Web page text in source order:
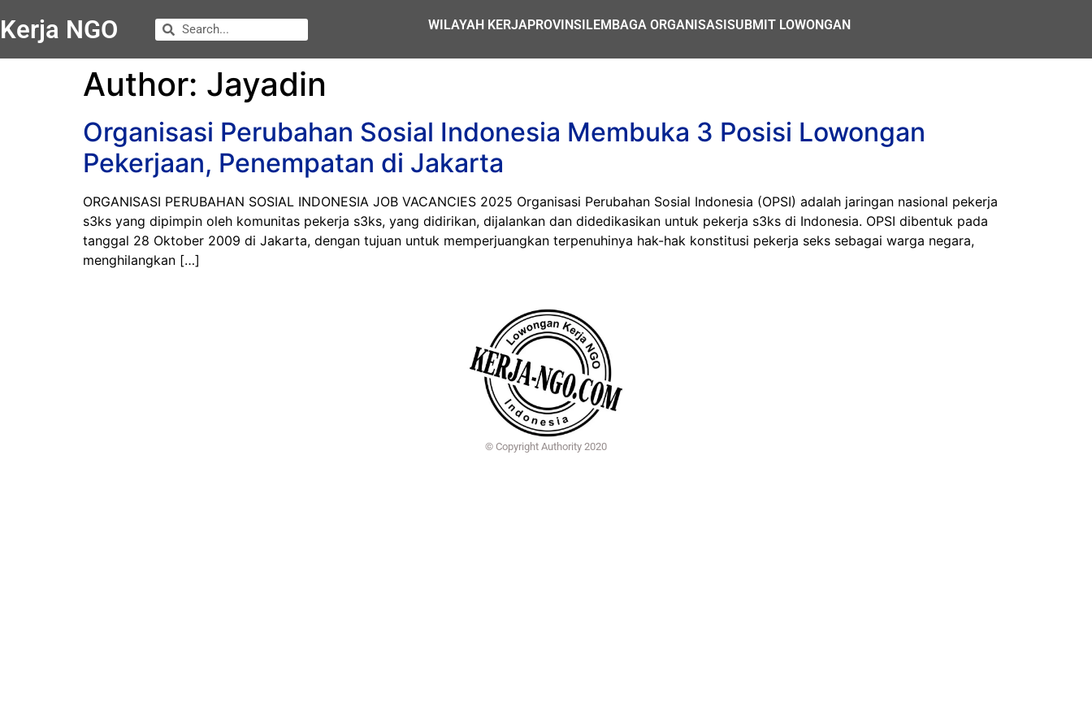
Kerja NGO WILAYAH KERJAPROVINSILEMBAGA ORGANISASISUBMIT LOWONGAN
Author: Jayadin
Organisasi Perubahan Sosial Indonesia Membuka 3 Posisi Lowongan
Pekerjaan, Penempatan di Jakarta
ORGANISASI PERUBAHAN SOSIAL INDONESIA JOB VACANCIES 2025 Organisasi Perubahan Sosial Indonesia (OPSI) adalah jaringan nasional pekerja
s3ks yang dipimpin oleh komunitas pekerja s3ks, yang didirikan, dijalankan dan didedikasikan untuk pekerja s3ks di Indonesia. OPSI dibentuk pada
tanggal 28 Oktober 2009 di Jakarta, dengan tujuan untuk memperjuangkan terpenuhinya hak-hak konstitusi pekerja seks sebagai warga negara,
menghilangkan […]
© Copyright Authority 2020